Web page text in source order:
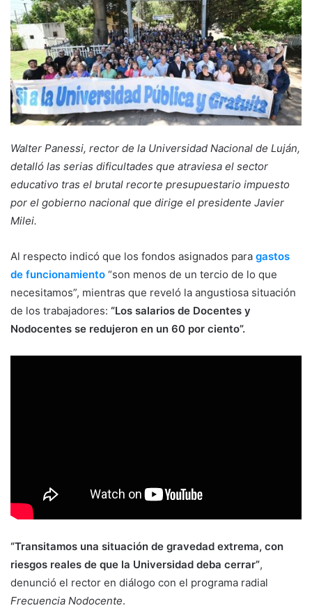
Walter Panessi, rector de la Universidad Nacional de Luján,
detalló las serias dificultades que atraviesa el sector
educativo tras el brutal recorte presupuestario impuesto
por el gobierno nacional que dirige el presidente Javier
Milei.
Al respecto indicó que los fondos asignados para gastos
de funcionamiento “son menos de un tercio de lo que
necesitamos”, mientras que reveló la angustiosa situación
de los trabajadores: “Los salarios de Docentes y
Nodocentes se redujeron en un 60 por ciento”.
“Transitamos una situación de gravedad extrema, con
riesgos reales de que la Universidad deba cerrar”,
denunció el rector en diálogo con el programa radial
Frecuencia Nodocente.